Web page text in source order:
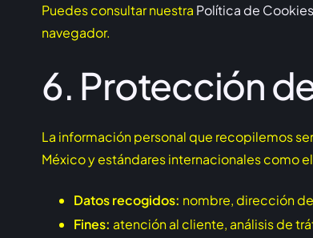
Puedes consultar nuestra Política de Cookies
navegador.
6. Protección
La información personal que recopilemos
México y estándares internacionales como
Datos recogidos: nombre, dirección
Fines: atención al cliente, análisis de